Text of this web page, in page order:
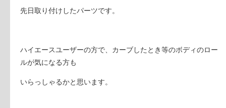
先日取り付けしたパーツです。
ハイエースユーザーの方で、カーブしたとき等のボディのロー
ルが気になる方も
いらっしゃるかと思います。